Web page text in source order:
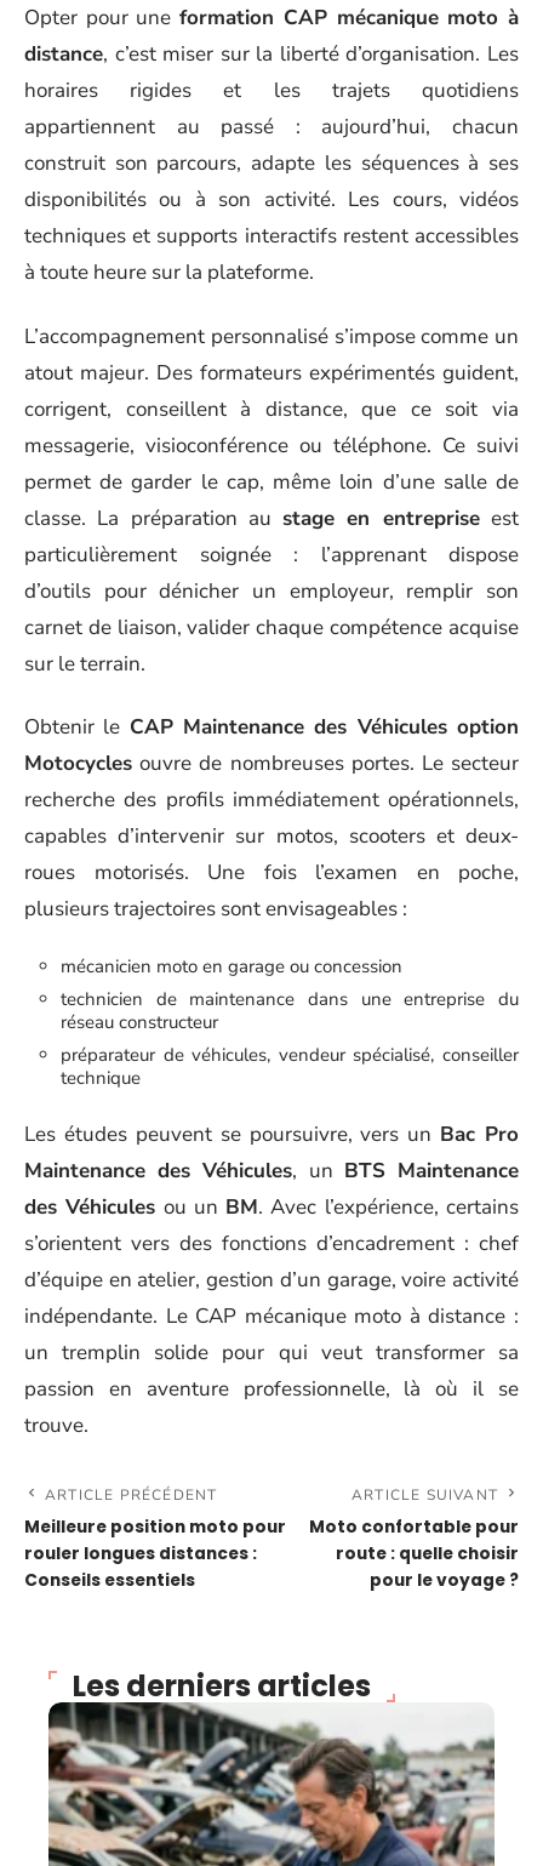
Opter pour uneformation CAP mécanique moto à
distance, c’est miser sur la liberté d’organisation. Les
horaires rigides et les trajets quotidiens
appartiennent au passé : aujourd’hui, chacun
construit son parcours, adapte les séquences à ses
disponibilités ou à son activité. Les cours, vidéos
techniques et supports interactifs restent accessibles
à toute heure sur la plateforme.
L’accompagnement personnalisé s’impose comme un
atout majeur. Des formateurs expérimentés guident,
corrigent, conseillent à distance, que ce soit via
messagerie, visioconférence ou téléphone. Ce suivi
permet de garder le cap, même loin d’une salle de
classe. La préparation au stage en entrepriseest
particulièrement soignée : l’apprenant dispose
d’outils pour dénicher un employeur, remplir son
carnet de liaison, valider chaque compétence acquise
sur le terrain.
Obtenir le CAP Maintenance des Véhicules option
Motocycles ouvre de nombreuses portes. Le secteur
recherche des profils immédiatement opérationnels,
capables d’intervenir sur motos, scooters et deux-
roues motorisés. Une fois l’examen en poche,
plusieurs trajectoires sont envisageables :
mécanicien moto en garage ou concession
technicien de maintenance dans une entreprise du
réseau constructeur
préparateur de véhicules, vendeur spécialisé, conseiller
technique
Les études peuvent se poursuivre, vers un Bac Pro
Maintenance des Véhicules, un BTS Maintenance
des Véhicules ou un BM. Avec l’expérience, certains
s’orientent vers des fonctions d’encadrement : chef
d’équipe en atelier, gestion d’un garage, voire activité
indépendante. Le CAP mécanique moto à distance :
un tremplin solide pour qui veut transformer sa
passion en aventure professionnelle, là où il se
trouve.
ARTICLE PRÉCÉDENT
Meilleure position moto pour
rouler longues distances :
Conseils essentiels
ARTICLE SUIVANT
Moto confortable pour
route : quelle choisir
pour le voyage ?
Les derniers articles